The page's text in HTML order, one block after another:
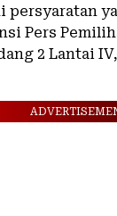
persyaratan
Pers
2 Lantai